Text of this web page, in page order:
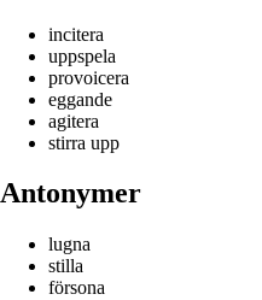
incitera
uppspela
provoicera
eggande
agitera
stirra upp
Antonymer
lugna
stilla
försona